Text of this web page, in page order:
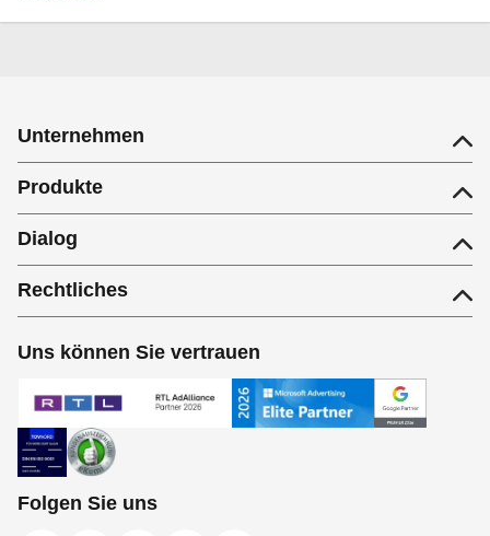
Unternehmen
Produkte
Dialog
Rechtliches
Uns können Sie vertrauen
Folgen Sie uns